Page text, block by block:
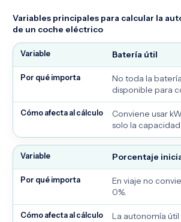
Variables principales para calcular la
de un coche eléctrico
Batería útil
No toda la
disponible para
Conviene usar
solo la capacidad
Porcentaje
En viaje no
0%.
La autonomía